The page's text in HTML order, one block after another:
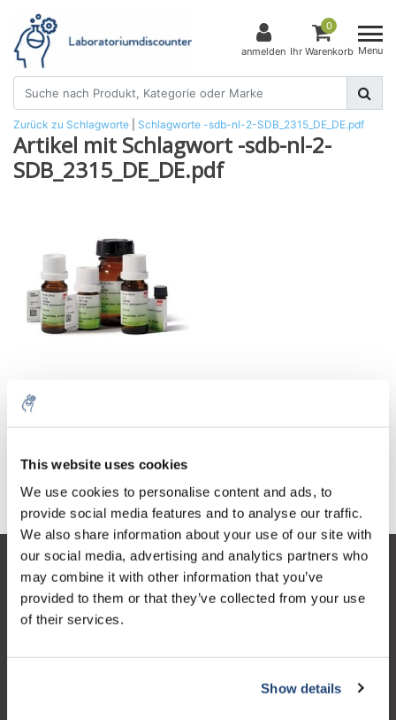
This website uses cookies
We use cookies to personalise content and ads, to
provide social media features and to analyse our traffic.
We also share information about your use of our site with
our social media, advertising and analytics partners who
may combine it with other information that you’ve
provided to them or that they’ve collected from your use
of their services.
Show details
anmelden
0
Ihr Warenkorb Menu
Zurück zu Schlagworte Schlagworte -sdb-nl-2-SDB_2315_DE_DE.pdf
Artikel mit Schlagwort -sdb-nl-2-
SDB_2315_DE_DE.pdf
X_Gal min. 99%
Kundendienst
Mein Konto